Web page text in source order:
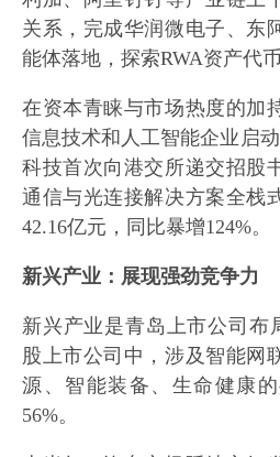
关系，完成华润微电子、东
能体落地，探索RWA资产代
在资本青睐与市场热度的加
信息技术和人工智能企业启
科技首次向港交所递交招股
通信与光连接解决方案全栈
42.16亿元，同比暴增124%。
新兴产业：展现强劲竞争力
新兴产业是青岛上市公司布
股上市公司中，涉及智能网
源、智能装备、生命健康
56%。